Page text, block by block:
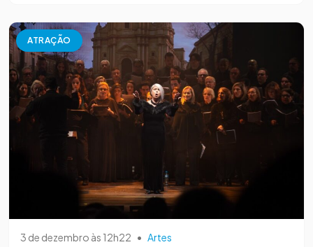
ATRAÇÃO
3 de dezembro às 12h22 • Artes